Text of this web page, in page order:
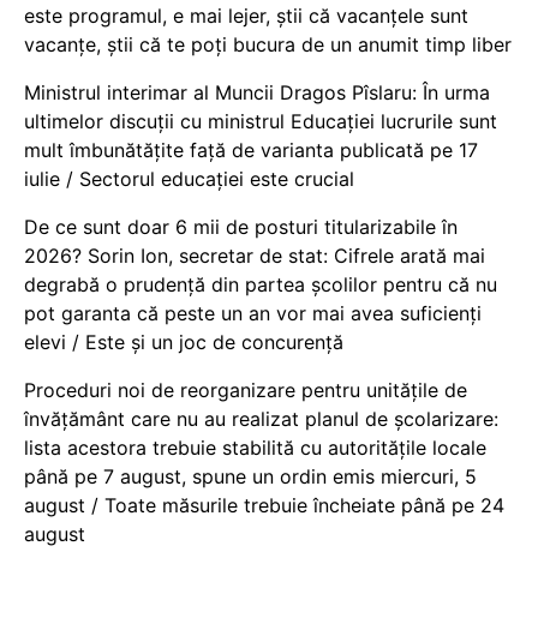
este programul, e mai lejer, știi că vacanțele sunt
vacanţe, știi că te poți bucura de un anumit timp liber
Ministrul interimar al Muncii Dragos Pîslaru: În urma
ultimelor discuții cu ministrul Educației lucrurile sunt
mult îmbunătățite față de varianta publicată pe 17
iulie / Sectorul educației este crucial
De ce sunt doar 6 mii de posturi titularizabile în
2026? Sorin Ion, secretar de stat: Cifrele arată mai
degrabă o prudență din partea școlilor pentru că nu
pot garanta că peste un an vor mai avea suficienți
elevi / Este și un joc de concurență
Proceduri noi de reorganizare pentru unitățile de
învățământ care nu au realizat planul de școlarizare:
lista acestora trebuie stabilită cu autoritățile locale
până pe 7 august, spune un ordin emis miercuri, 5
august / Toate măsurile trebuie încheiate până pe 24
august